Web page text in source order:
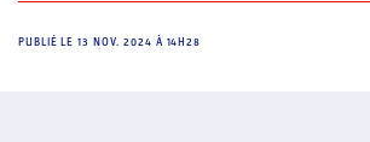
PUBLIÉ LE13 NOV. 2024 À 14H28